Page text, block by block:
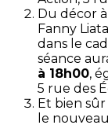
Du décor
Fanny
dans le
séance
à 18h00,
5 rue des
Et bien
le